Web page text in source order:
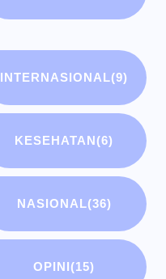
INTERNASIONAL(9)
KESEHATAN(6)
NASIONAL(36)
OPINI(15)